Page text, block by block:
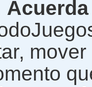
Acuerda